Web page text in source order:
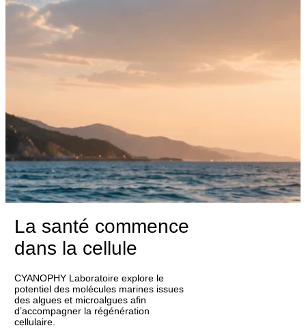
La santé commence
dans la cellule
CYANOPHY Laboratoire explore le
potentiel des molécules marines issues
des algues et microalgues afin
d’accompagner la régénération
cellulaire.